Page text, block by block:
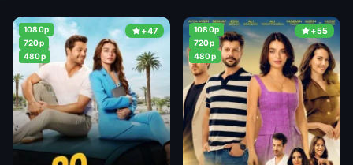
+47
1080p
720p
480p
+55
1080p
720p
480p